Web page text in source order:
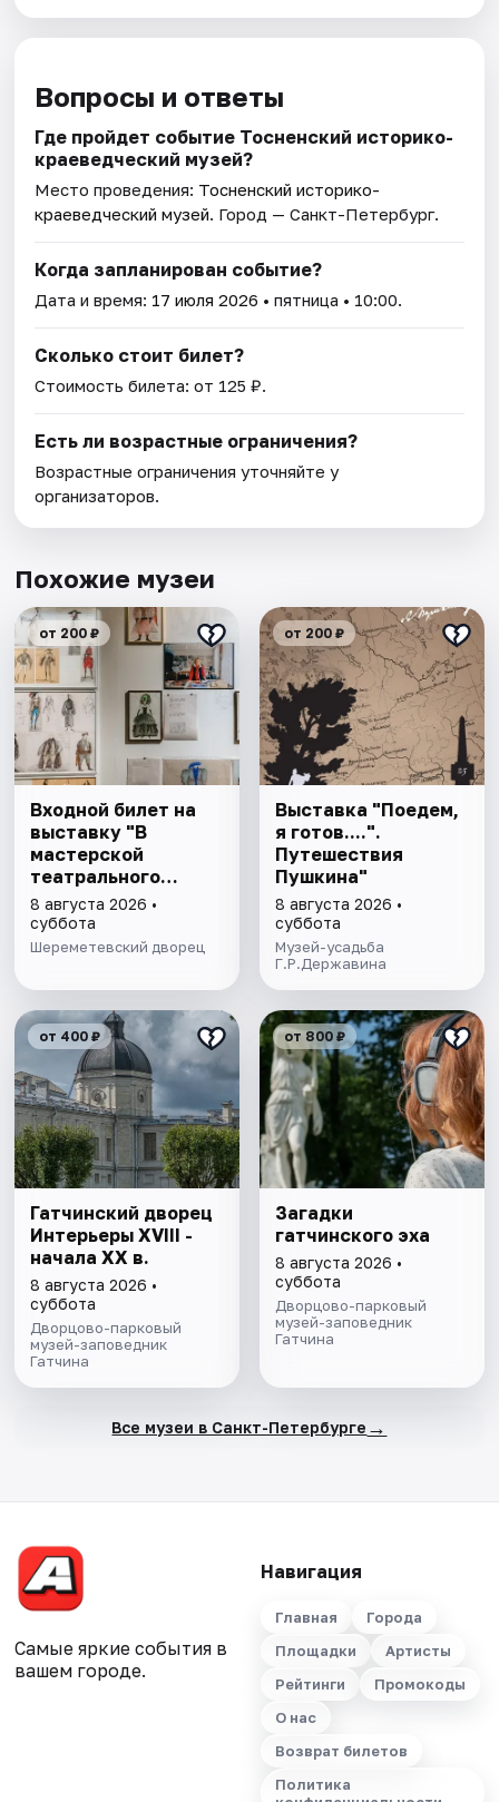
Вопросы и ответы
Где пройдет событие Тосненский историко-
краеведческий музей?
Место проведения: Тосненский историко-
краеведческий музей. Город — Санкт-Петербург.
Когда запланирован событие?
Дата и время: 17 июля 2026 • пятница • 10:00.
Сколько стоит билет?
Стоимость билета: от 125 ₽.
Есть ли возрастные ограничения?
Возрастные ограничения уточняйте у
организаторов.
Похожие музеи
от 200 ₽
Входной билет на
выставку "В
мастерской
театрального
художника"
8 августа 2026 •
суббота
Шереметевский дворец
от 200 ₽
Выставка "Поедем,
я готов....".
Путешествия
Пушкина"
8 августа 2026 •
суббота
Музей-усадьба
Г.Р.Державина
от 400 ₽
Гатчинский дворец
Интерьеры ХVIII -
начала ХХ в.
8 августа 2026 •
суббота
Дворцово-парковый
музей-заповедник
Гатчина
от 800 ₽
Загадки
гатчинского эха
8 августа 2026 •
суббота
Дворцово-парковый
музей-заповедник
Гатчина
Все музеи в Санкт-Петербурге →
Самые яркие события в
вашем городе.
Навигация
Главная
Города
Площадки
Артисты
Рейтинги
Промокоды
О нас
Возврат билетов
Политика